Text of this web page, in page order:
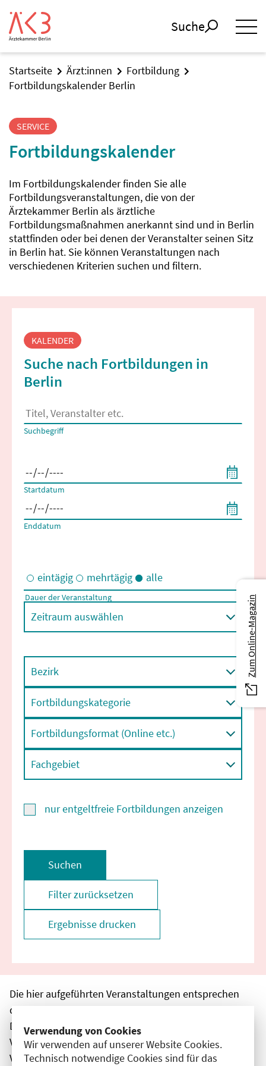
Verwendung von Cookies
Wir verwenden auf unserer Website Cookies.
Technisch notwendige Cookies sind für das
Suche
Startseite Ärzt:innen
Fortbildung
Fortbildungskalender Berlin
SERVICE
Fortbildungskalender
Im Fortbildungskalender finden Sie alle
Fortbildungsveranstaltungen, die von der
Ärztekammer Berlin als ärztliche
Fortbildungsmaßnahmen anerkannt sind und in Berlin
stattfinden oder bei denen der Veranstalter seinen Sitz
in Berlin hat. Sie können Veranstaltungen nach
verschiedenen Kriterien suchen und filtern.
Fortbildungssuche
KALENDER
Suche nach Fortbildungen in
Berlin
Es erscheinen Suchvorschläge, wenn mindestens 2 Zeichen
Suchbegriff
Startdatum
Enddatum
Eintägige und/oder mehrtägige Veranstaltungen
eintägig mehrtägig alle
Dauer der Veranstaltung
Zeitraum auswählen
Bezirk
Fortbildungskategorie
Fortbildungsformat (Online etc.)
Fachgebiet
nur entgeltfreie Fortbildungen anzeigen
Suchen
Filter zurücksetzen
Ergebnisse drucken
Die hier aufgeführten Veranstaltungen entsprechen
den unmittelbar vom Veranstalter getätigten Angaben.
Die Ärztekammer Berlin übernimmt keine
Verantwortung für den Inhalt, die Haftung obliegt dem
Veranstalter.
Zum Online-Magazin